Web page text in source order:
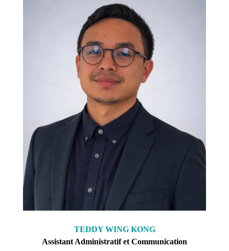
TEDDY WING KONG
Assistant Administratif et Communication